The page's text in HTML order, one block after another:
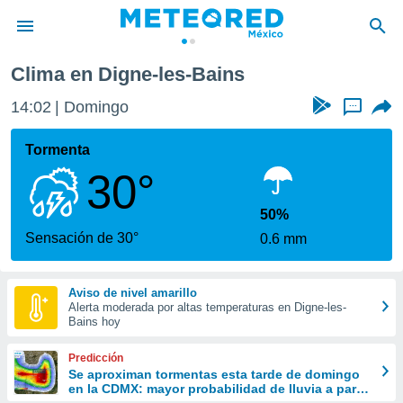
de
ha sido
para
que se
calidad.
a este
las
y
forma
digital
basada
Clima en Digne-les-Bains
14:02 Domingo ...
Tormenta
30°
Sensación de 30°
50%
0.6 mm
Aviso de nivel amarillo
Alerta moderada por altas temperaturas en Digne-les-
Bains hoy
Predicción
Se aproximan tormentas esta tarde de domingo
en la CDMX: mayor probabilidad de lluvia a partir